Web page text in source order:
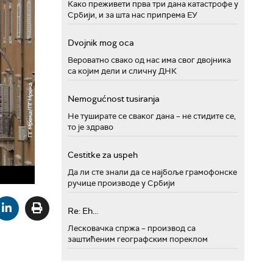
Како преживети прва три дана катастрофе у
Србији, и за шта нас припрема ЕУ
Dvojnik mog oca
Вероватно свако од нас има свог двојника
са којим дели и сличну ДНК
Nemogućnost tusiranja
Не туширате се сваког дана – не стидите се,
то је здраво
Cestitke za uspeh
Да ли сте знали да се најбоље грамофонске
ручице производе у Србији
Re: Eh...
Лесковачка спржа – производ са
заштићеним географским пореклом